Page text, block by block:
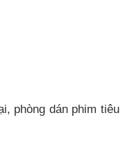
phòng dán phim tiêu